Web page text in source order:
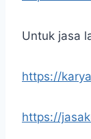
Untuk jasa
https://
https://